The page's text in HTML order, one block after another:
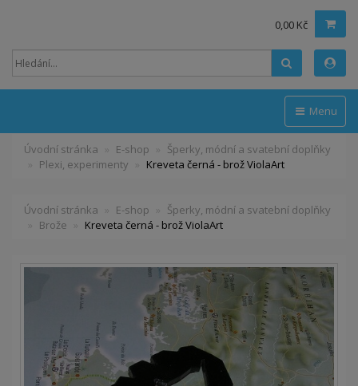
0,00 Kč
Menu
Úvodní stránka E-shop
Šperky, módní a svatební doplňky
Plexi, experimenty
Kreveta černá - brož ViolaArt
Úvodní stránka E-shop
Šperky, módní a svatební doplňky
Brože
Kreveta černá - brož ViolaArt